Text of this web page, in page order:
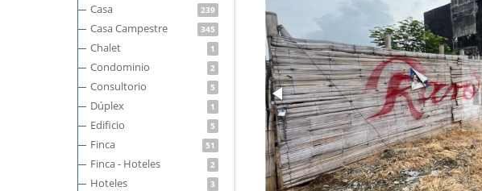
Casa 239
Casa Campestre 345
Chalet 1
Condominio 2
Consultorio 5
Dúplex 1
Edificio 5
Finca 51
Finca - Hoteles 2
Hoteles 3